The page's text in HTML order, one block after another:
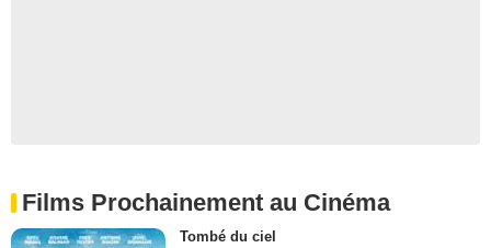
Films Prochainement au Cinéma
Tombé du ciel